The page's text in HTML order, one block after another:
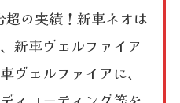
の実績！新車ネオは
新車ヴェルファイア
ヴェルファイアに、